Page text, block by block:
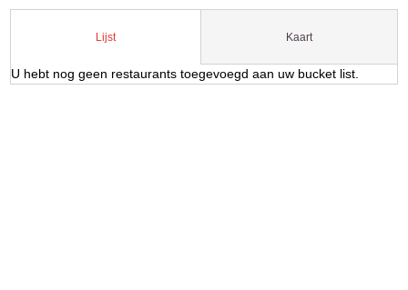
Lijst Kaart
U hebt nog geen restaurants toegevoegd aan uw bucket list.